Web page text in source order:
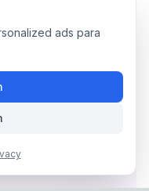
ads para